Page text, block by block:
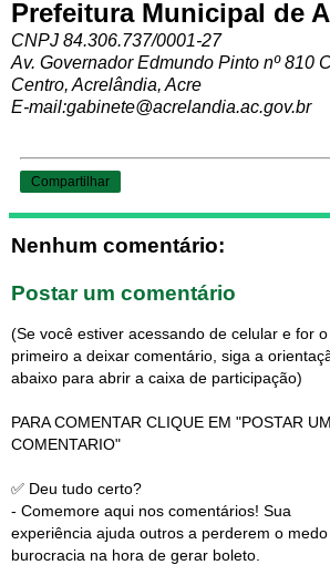
Prefeitura Municipal de
CNPJ 84.306.737/0001-27
Av. Governador Edmundo Pinto nº 810
Centro, Acrelândia, Acre
E-mail:gabinete@acrelandia.ac.gov.br
Compartilhar
Nenhum comentário:
Postar um comentário
(Se você estiver acessando de celular e for o
primeiro a deixar comentário, siga a
abaixo para abrir a caixa de participação)
PARA COMENTAR CLIQUE EM "POSTAR UM
COMENTARIO"
✅ Deu tudo certo?
- Comemore aqui nos comentários! Sua
experiência ajuda outros a perderem o medo
burocracia na hora de gerar boleto.